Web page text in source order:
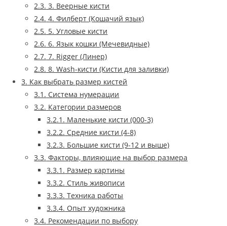
2.3. 3. Веерные кисти
2.4. 4. Филберт (Кошачий язык)
2.5. 5. Угловые кисти
2.6. 6. Язык кошки (Мечевидные)
2.7. 7. Rigger (Линер)
2.8. 8. Wash-кисти (Кисти для заливки)
3. Как выбрать размер кистей
3.1. Система нумерации
3.2. Категории размеров
3.2.1. Маленькие кисти (000-3)
3.2.2. Средние кисти (4-8)
3.2.3. Большие кисти (9-12 и выше)
3.3. Факторы, влияющие на выбор размера
3.3.1. Размер картины
3.3.2. Стиль живописи
3.3.3. Техника работы
3.3.4. Опыт художника
3.4. Рекомендации по выбору